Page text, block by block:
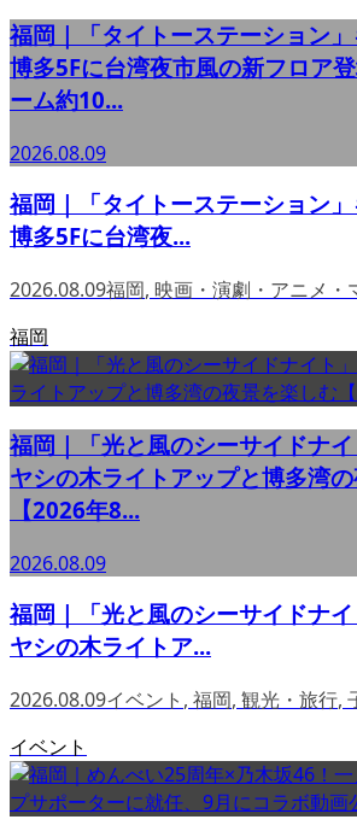
福岡｜「タイトーステーション
博多5Fに台湾夜市風の新フロア
ーム約10...
2026.08.09
福岡｜「タイトーステーション
博多5Fに台湾夜...
2026.08.09福岡, 映画・演劇・アニメ・
福岡
福岡｜「光と風のシーサイドナ
ヤシの木ライトアップと博多湾
【2026年8...
2026.08.09
福岡｜「光と風のシーサイドナ
ヤシの木ライトア...
2026.08.09イベント , 福岡, 観光・旅行,
イベント